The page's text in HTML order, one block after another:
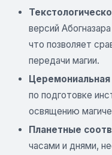
версий
что позволяет
передачи магии.
Церемониальная
по подготовке
освящению
Планетные
часами и днями,